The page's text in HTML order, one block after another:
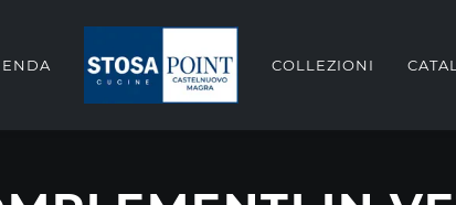
COLLEZIONI